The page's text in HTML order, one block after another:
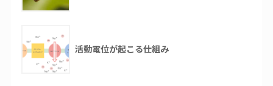
活動電位が起こる仕組み